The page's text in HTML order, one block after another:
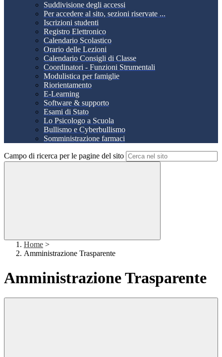
Suddivisione degli accessi
Per accedere al sito, sezioni riservate ...
Iscrizioni studenti
Registro Elettronico
Calendario Scolastico
Orario delle Lezioni
Calendario Consigli di Classe
Coordinatori - Funzioni Strumentali
Modulistica per famiglie
Riorientamento
E-Learning
Software & supporto
Esami di Stato
Lo Psicologo a Scuola
Bullismo e Cyberbullismo
Somministrazione farmaci
Campo di ricerca per le pagine del sito
Home >
Amministrazione Trasparente
Amministrazione Trasparente